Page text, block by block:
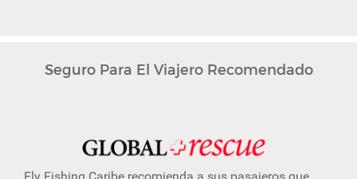
Seguro Para El Viajero Recomendado